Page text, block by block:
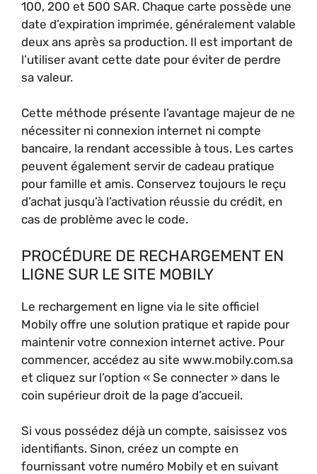
100, 200 et 500 SAR. Chaque carte possède une
date d’expiration imprimée, généralement valable
deux ans après sa production. Il est important de
l’utiliser avant cette date pour éviter de perdre
sa valeur.
Cette méthode présente l’avantage majeur de ne
nécessiter ni connexion internet ni compte
bancaire, la rendant accessible à tous. Les cartes
peuvent également servir de cadeau pratique
pour famille et amis. Conservez toujours le reçu
d’achat jusqu’à l’activation réussie du crédit, en
cas de problème avec le code.
PROCÉDURE DE RECHARGEMENT EN
LIGNE SUR LE SITE MOBILY
Le rechargement en ligne via le site officiel
Mobily offre une solution pratique et rapide pour
maintenir votre connexion internet active. Pour
commencer, accédez au site www.mobily.com.sa
et cliquez sur l’option « Se connecter » dans le
coin supérieur droit de la page d’accueil.
Si vous possédez déjà un compte, saisissez vos
identifiants. Sinon, créez un compte en
fournissant votre numéro Mobily et en suivant